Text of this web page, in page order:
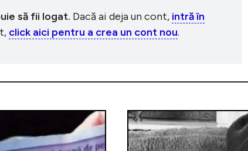
să fii logat. Dacă ai deja un cont, intră în
click aici pentru a crea un cont nou.